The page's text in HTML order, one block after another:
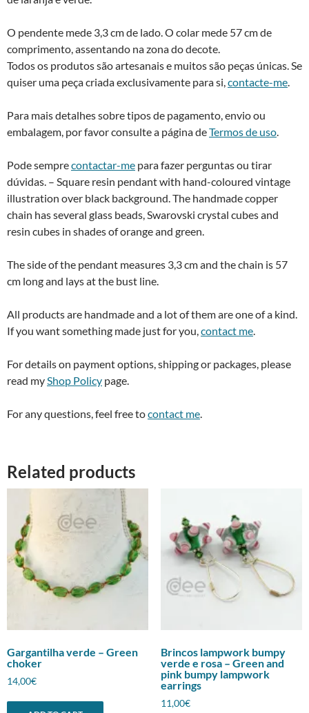
O pendente mede 3,3 cm de lado. O colar mede 57 cm de
comprimento, assentando na zona do decote.
Todos os produtos são artesanais e muitos são peças únicas. Se
quiser uma peça criada exclusivamente para si, contacte-me
Para mais detalhes sobre tipos de pagamento, envio ou
embalagem, por favor consulte a página deTermos de uso
Pode semprecontactar-me para fazer perguntas ou tirar
dúvidas. – Square resin pendant with hand-coloured vintage
illustration over black background. The handmade copper
chain has several glass beads, Swarovski crystal cubes and
resin cubes in shades of orange and green.
The side of the pendant measures 3,3 cm and the chain is 57
cm long and lays at the bust line.
All products are handmade and a lot of them are one of a kind.
If you want something made just for you, contact me
For details on payment options, shipping or packages, please
read my Shop Policy page.
For any questions, feel free tocontact me
Related products
Gargantilha verde – Green
choker
14,00€
Brincos lampwork bumpy
verde e rosa – Green and
pink bumpy lampwork
earrings
11,00€